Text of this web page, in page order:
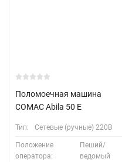
Поломоечная машина
COMAC Abila 50 E
Тип: Сетевые (ручные) 220В
Положение
оператора:
Пеший/
ведомый